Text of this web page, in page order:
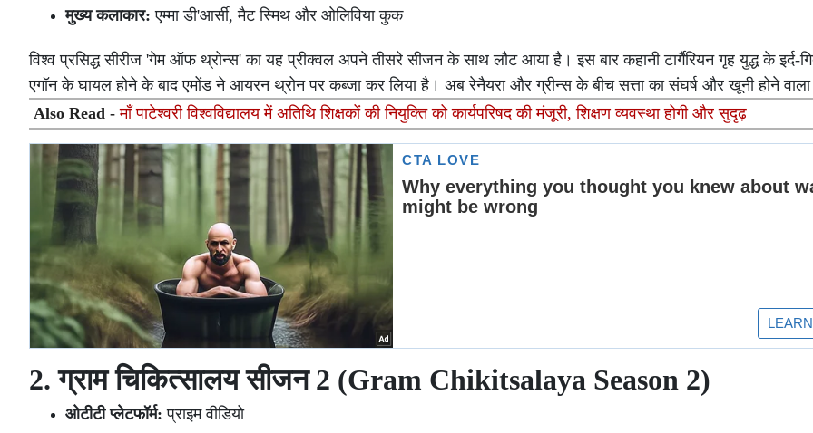
मुख्य कलाकार: एम्मा डी'आर्सी, मैट स्मिथ और ओलिविया कुक
विश्व प्रसिद्ध सीरीज 'गेम ऑफ थ्रोन्स' का यह प्रीक्वल अपने तीसरे सीजन के साथ लौट आया है। इस बार कहानी टार्गैरियन गृह युद्ध के इर्द-
एगॉन के घायल होने के बाद एमोंड ने आयरन थ्रोन पर कब्जा कर लिया है। अब रेनैयरा और ग्रीन्स के बीच सत्ता का संघर्ष और खूनी होने
Also Read -माँ पाटेश्वरी विश्वविद्यालय में अतिथि शिक्षकों की नियुक्ति को कार्यपरिषद की मंजूरी, शिक्षण व्यवस्था होगी और सुदृढ़
2. ग्राम चिकित्सालय सीजन 2 (Gram Chikitsalaya Season 2)
ओटीटी प्लेटफॉर्म: प्राइम वीडियो